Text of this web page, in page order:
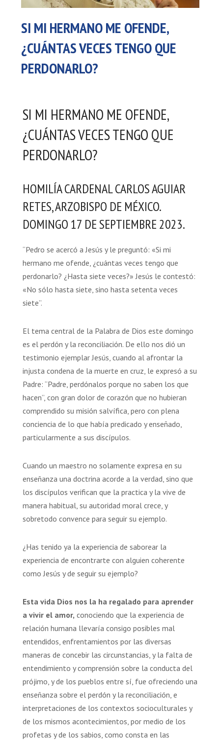
SI MI HERMANO ME OFENDE,
¿CUÁNTAS VECES TENGO QUE
PERDONARLO?
SI MI HERMANO ME OFENDE,
¿CUÁNTAS VECES TENGO QUE
PERDONARLO?
HOMILÍA CARDENAL CARLOS AGUIAR
RETES, ARZOBISPO DE MÉXICO.
DOMINGO 17 DE SEPTIEMBRE 2023.
“Pedro se acercó a Jesús y le preguntó: «Si mi
hermano me ofende, ¿cuántas veces tengo que
perdonarlo? ¿Hasta siete veces?» Jesús le contestó:
«No sólo hasta siete, sino hasta setenta veces
siete”.
El tema central de la Palabra de Dios este domingo
es el perdón y la reconciliación. De ello nos dió un
testimonio ejemplar Jesús, cuando al afrontar la
injusta condena de la muerte en cruz, le expresó a su
Padre: “Padre, perdónalos porque no saben los que
hacen”, con gran dolor de corazón que no hubieran
comprendido su misión salvífica, pero con plena
conciencia de lo que había predicado y enseñado,
particularmente a sus discípulos.
Cuando un maestro no solamente expresa en su
enseñanza una doctrina acorde a la verdad, sino que
los discípulos verifican que la practica y la vive de
manera habitual, su autoridad moral crece, y
sobretodo convence para seguir su ejemplo.
¿Has tenido ya la experiencia de saborear la
experiencia de encontrarte con alguien coherente
como Jesús y de seguir su ejemplo?
Esta vida Dios nos la ha regalado para aprender
a vivir el amor, conociendo que la experiencia de
relación humana llevaría consigo posibles mal
entendidos, enfrentamientos por las diversas
maneras de concebir las circunstancias, y la falta de
entendimiento y comprensión sobre la conducta del
prójimo, y de los pueblos entre sí, fue ofreciendo una
enseñanza sobre el perdón y la reconciliación, e
interpretaciones de los contextos socioculturales y
de los mismos acontecimientos, por medio de los
profetas y de los sabios, como consta en las